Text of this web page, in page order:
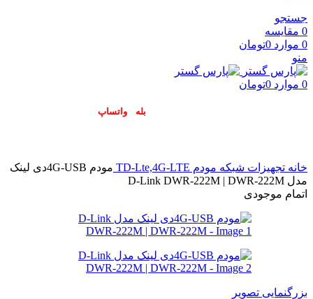
جستجو
0 مقایسه
0 موارد 0تومان
منو
0 موارد 0تومان
بله واتساپ
خانه تجهیزات شبکه مودم TD-Lte,4G-LTE
مودم 4G-USBدی لینک
مدل D-Link DWR-222M | DWR-222M
اتمام موجودی
بزرگنمایی تصویر